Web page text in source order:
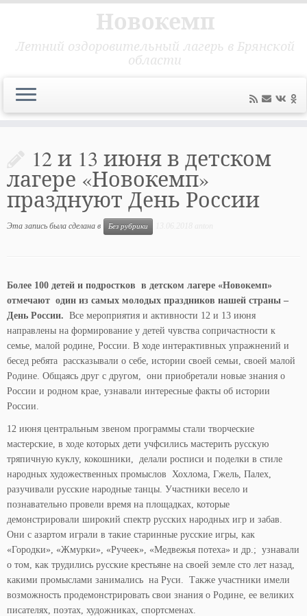
содержимому
Новокемп
Летний оздоровительный лагерь в Брянской
области
12 и 13 июня в детском
лагере «Новокемп»
празднуют День России
Эта запись была сделана в Без рубрики
Более 100 детей и подростков в детском лагере «Новокемп»
отмечают один из самых молодых праздников нашей страны –
День России. Все мероприятия и активности 12 и 13 июня
направлены на формирование у детей чувства сопричастности к
семье, малой родине, России. В ходе интерактивных упражнений и
бесед ребята рассказывали о себе, истории своей семьи, своей малой
Родине. Общаясь друг с другом, они приобретали новые знания о
России и родном крае, узнавали интересные факты об истории
России.
12 июня центральным звеном программы стали творческие
мастерские, в ходе которых дети учфсились мастерить русскую
тряпичную куклу, кокошники, делали росписи и поделки в стиле
народных художественных промыслов Хохлома, Гжель, Палех,
разучивали русские народные танцы. Участники весело и
познавательно провели время на площадках, которые
демонстрировали широкий спектр русских народных игр и забав.
Они с азартом играли в такие старинные русские игры, как
«Городки», «Жмурки», «Ручеек», «Медвежья потеха» и др.; узнавали
о том, как трудились русские крестьяне на своей земле сто лет назад,
какими промыслами занимались на Руси. Также участники имели
возможность продемонстрировать свои знания о Родине, ее великих
писателях, поэтах, художниках, спортсменах.